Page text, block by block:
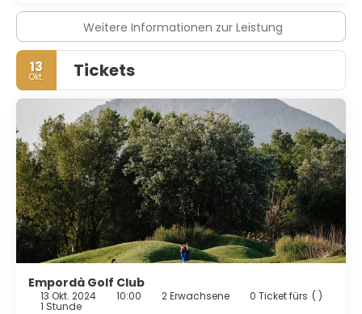
Tagungsräume. Gegen Aufpreis kannst du den
Flughafentransfer (rund um die Uhr) und den
Abholservice vom Bahnhof nutzen.
Weitere Informationen zur Leistung
13
Okt. Tickets
Empordà Golf Club
13 Okt. 2024 10:00 2 Erwachsene 0 Ticket fürs ( )
1 Stunde